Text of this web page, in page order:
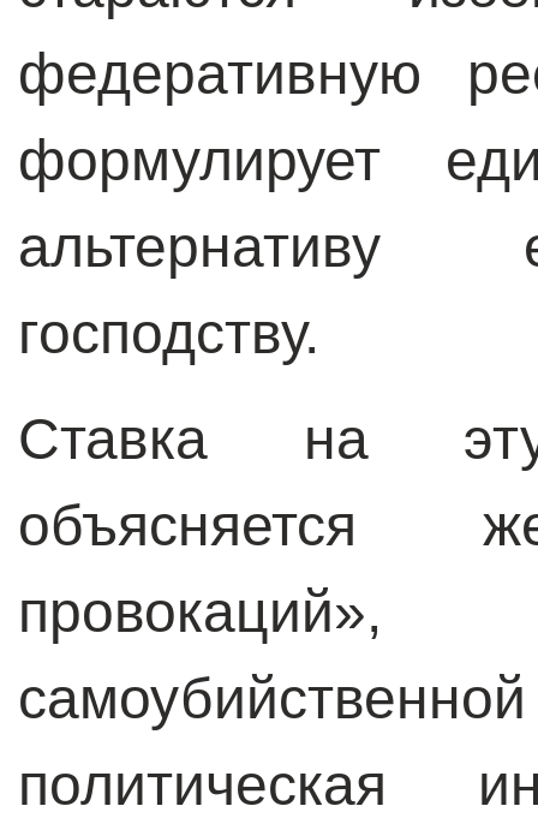
федеративную
формулирует
альтернативу
господству.
Ставка на
объясняется
политическая